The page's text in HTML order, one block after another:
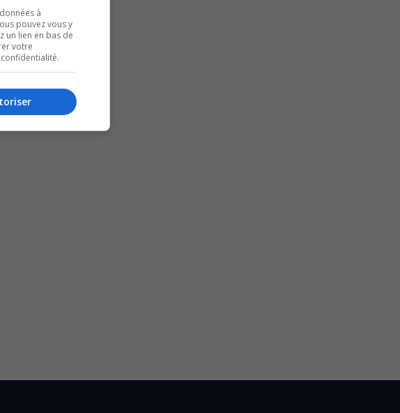
à
pouvez vous y
un lien en bas de
votre